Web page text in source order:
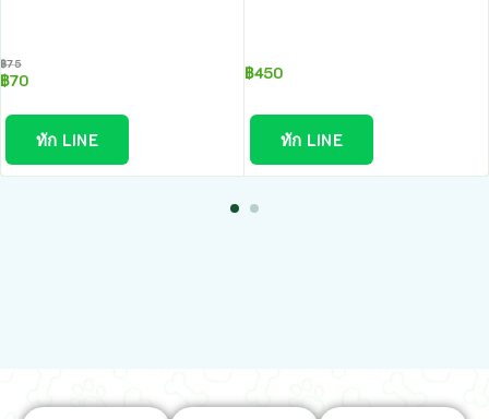
฿75
฿70
ทัก LINE
฿450
ทัก LINE